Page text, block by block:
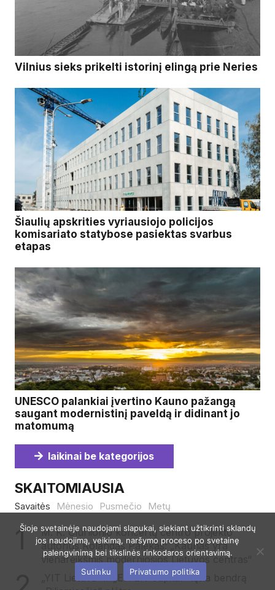
Vilnius sieks prikelti istorinį elingą prie Neries
Šiaulių apskrities vyriausiojo policijos
komisariato statybose pasiektas svarbus
etapas
UNESCO palankiai įvertino Kauno pažangą
saugant modernistinį paveldą ir didinant jo
matomumą
laikinai be kategorijos
SKAITOMIAUSIA
Savaitės Mėnesio Pusmečio Metų
M. K. Čiurlionio koncertų centro projekto
autorius Rolandas Palekas: „Kaunas yra
vienareikšmis moderniosios Lietuvos centras“
„YIT Lietuva“ ir „EfTEN Capital“ tęsia bendrą
Šioje svetainėje naudojami slapukai, siekiant užtikrinti sklandų
jos naudojimą, veikimą, naršymo proceso po svetainę
palengvinimą bei tikslinės rinkodaros orientavimą.
Sutinku
Privatumo politika